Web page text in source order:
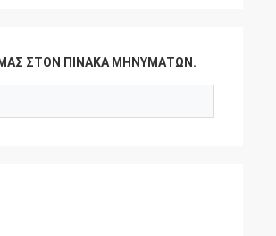
ΜΑΣ ΣΤΟΝ ΠΊΝΑΚΑ ΜΗΝΥΜΆΤΩΝ.